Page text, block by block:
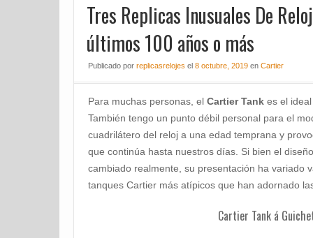
Tres Replicas Inusuales De
últimos 100 años o más
Publicado por replicasrelojes el 8 octubre, 2019 en Cartier
Para muchas personas, el Cartier Tank es el
También tengo un punto débil personal para el
cuadrilátero del reloj a una edad temprana y
que continúa hasta nuestros días. Si bien el
cambiado realmente, su presentación ha variado
tanques Cartier más atípicos que han adornado
Cartier Tank á